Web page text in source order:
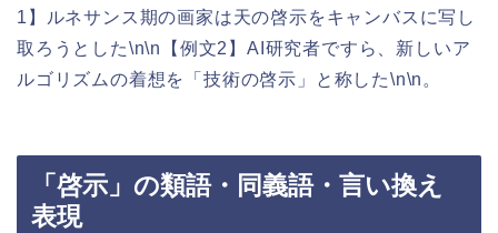
1】ルネサンス期の画家は天の啓示をキャンバスに写し
取ろうとした\n\n【例文2】AI研究者ですら、新しいア
ルゴリズムの着想を「技術の啓示」と称した\n\n。
「啓示」の類語・同義語・言い換え
表現